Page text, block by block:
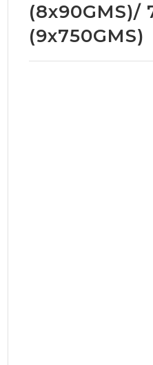
(8x90GMS)/
(9x750GMS)